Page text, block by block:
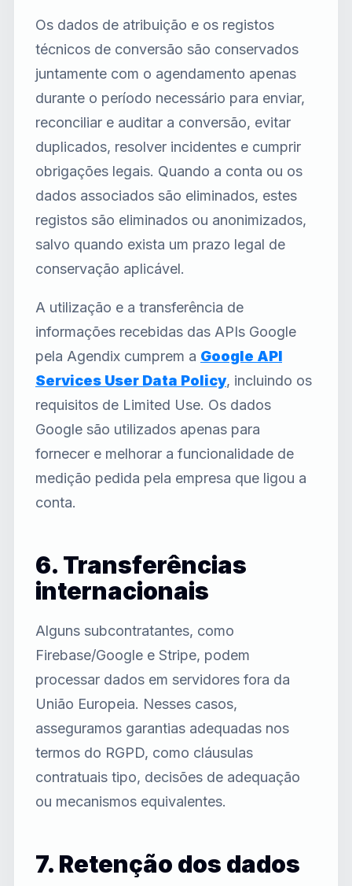
Os dados de atribuição e os registos
técnicos de conversão são conservados
juntamente com o agendamento apenas
durante o período necessário para enviar,
reconciliar e auditar a conversão, evitar
duplicados, resolver incidentes e cumprir
obrigações legais. Quando a conta ou os
dados associados são eliminados, estes
registos são eliminados ou anonimizados,
salvo quando exista um prazo legal de
conservação aplicável.
A utilização e a transferência de
informações recebidas das APIs Google
pela Agendix cumprem a Google API
Services User Data Policy, incluindo os
requisitos de Limited Use. Os dados
Google são utilizados apenas para
fornecer e melhorar a funcionalidade de
medição pedida pela empresa que ligou a
conta.
6. Transferências
internacionais
Alguns subcontratantes, como
Firebase/Google e Stripe, podem
processar dados em servidores fora da
União Europeia. Nesses casos,
asseguramos garantias adequadas nos
termos do RGPD, como cláusulas
contratuais tipo, decisões de adequação
ou mecanismos equivalentes.
7. Retenção dos dados